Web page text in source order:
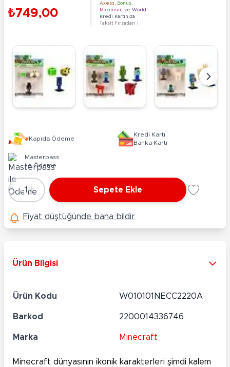
₺749,00
Axess Bonus
Maximum ve World
Kredi Kartınıza
Taksit Fırsatları !
Kapıda Ödeme
Kredi Kartı
Banka Kartı
Masterpass
ile Ödeme
Adet
-1 + Sepete Ekle
Fiyat düştüğünde bana bildir
Ürün Bilgisi
Ürün Kodu W010101NECC2220A
Barkod 2200014336746
Marka Minecraft
Minecraft dünyasının ikonik karakterleri şimdi kalem